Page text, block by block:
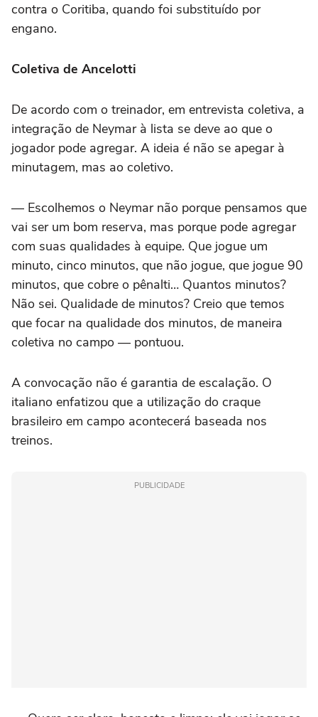
contra o Coritiba, quando foi substituído por
engano.
Coletiva de Ancelotti
De acordo com o treinador, em entrevista coletiva, a
integração de Neymar à lista se deve ao que o
jogador pode agregar. A ideia é não se apegar à
minutagem, mas ao coletivo.
— Escolhemos o Neymar não porque pensamos que
vai ser um bom reserva, mas porque pode agregar
com suas qualidades à equipe. Que jogue um
minuto, cinco minutos, que não jogue, que jogue 90
minutos, que cobre o pênalti… Quantos minutos?
Não sei. Qualidade de minutos? Creio que temos
que focar na qualidade dos minutos, de maneira
coletiva no campo — pontuou.
A convocação não é garantia de escalação. O
italiano enfatizou que a utilização do craque
brasileiro em campo acontecerá baseada nos
treinos.
PUBLICIDADE